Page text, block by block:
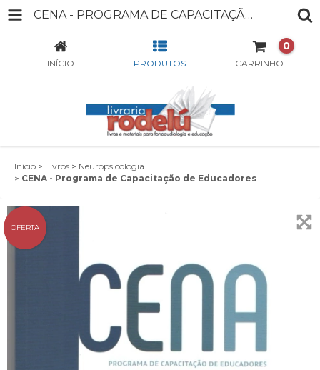
CENA - PROGRAMA DE CAPACITAÇÃO DE EDUCADORES
INÍCIO PRODUTOS CARRINHO
0
Início > Livros > Neuropsicologia
> CENA - Programa de Capacitação de Educadores
OFERTA